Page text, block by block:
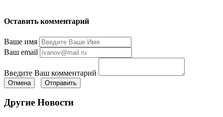
Оставить комментарий
Ваше имя
Ваш email
Введите Ваш комментарий
Отмена Отправить
Другие Новости